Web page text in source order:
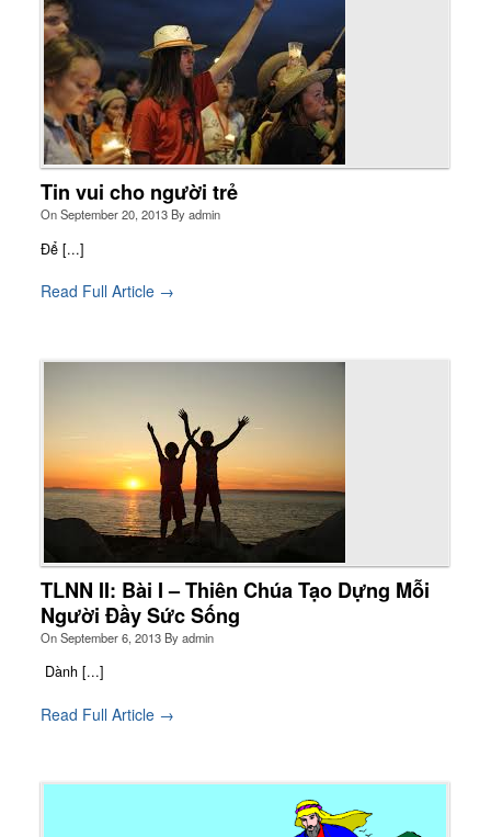
Tin vui cho người trẻ
OnSeptember 20, 2013Byadmin
Để [...]
Read Full Article →
TLNN II: Bài I – Thiên Chúa Tạo Dựng Mỗi
Người Đầy Sức Sống
OnSeptember 6, 2013Byadmin
Dành [...]
Read Full Article →